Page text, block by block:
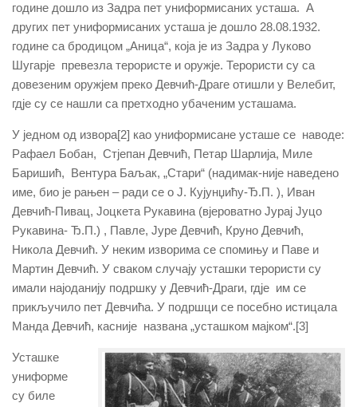
године дошло из Задра пет униформисаних усташа. А
других пет униформисаних усташа је дошло 28.08.1932.
године са бродицом „Аница“, која је из Задра у Луково
Шугарје превезла терористе и оружје. Терористи су са
довезеним оружјем преко Девчић-Драге отишли у Велебит,
гдје су се нашли са претходно убаченим усташама.
У једном од извора[2] као униформисане усташе се наводе:
Рафаел Бобан, Стјепан Девчић, Петар Шарлија, Миле
Баришић, Вентура Баљак, „Стари“ (надимак-није наведено
име, био је рањен – ради се о Ј. Кујунџићу-Ђ.П. ), Иван
Девчић-Пивац, Јоцкета Рукавина (вјероватно Јурај Јуцо
Рукавина- Ђ.П.) , Павле, Јуре Девчић, Круно Девчић,
Никола Девчић. У неким изворима се спомињу и Паве и
Мартин Девчић. У сваком случају усташки терористи су
имали најоданију подршку у Девчић-Драги, гдје им се
прикључило пет Девчића. У подршци се посебно истицала
Манда Девчић, касније названа „усташком мајком“.[3]
Усташке
униформе
су биле